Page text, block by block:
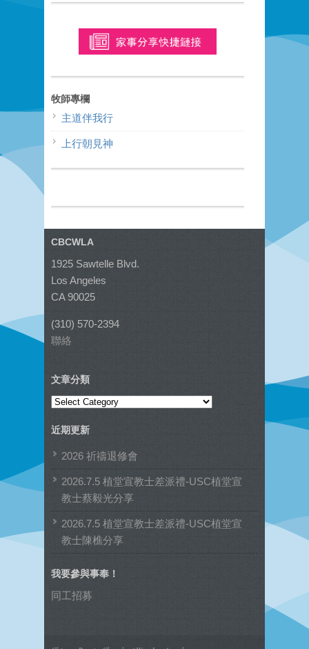
牧師專欄
主道伴我行
上行朝見神
CBCWLA
1925 Sawtelle Blvd.
Los Angeles
CA 90025
(310) 570-2394
聯絡
文章分類
文
分
類
近期更新
2026 祈禱退修會
2026.7.5 植堂宣教士差派禮-USC植堂宣
教士蔡毅光分享
2026.7.5 植堂宣教士差派禮-USC植堂宣
教士陳樵分享
我要參與事奉！
同工招募